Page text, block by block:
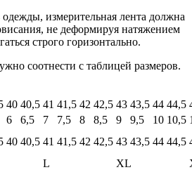
измерительная лента должна
не деформируя натяжением
строго горизонтально.
соотнести с таблицей размеров.
40 40,5 41 41,5 42 42,5 43 43,5 44 44,5
6 6,5 7 7,5 8 8,5 9 9,5 10 10,5
40 40,5 41 41,5 42 42,5 43 43,5 44 44,5
L XL